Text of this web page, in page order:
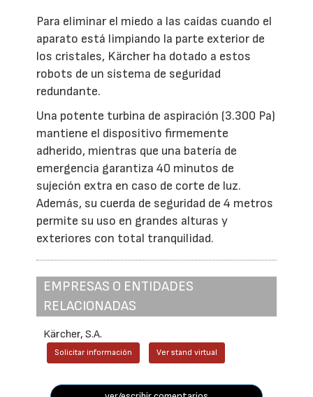
Para eliminar el miedo a las caídas cuando el
aparato está limpiando la parte exterior de
los cristales, Kärcher ha dotado a estos
robots de un sistema de seguridad
redundante.
Una potente turbina de aspiración (3.300 Pa)
mantiene el dispositivo firmemente
adherido, mientras que una batería de
emergencia garantiza 40 minutos de
sujeción extra en caso de corte de luz.
Además, su cuerda de seguridad de 4 metros
permite su uso en grandes alturas y
exteriores con total tranquilidad.
EMPRESAS O ENTIDADES
RELACIONADAS
Kärcher, S.A.
Solicitar información Ver stand virtual